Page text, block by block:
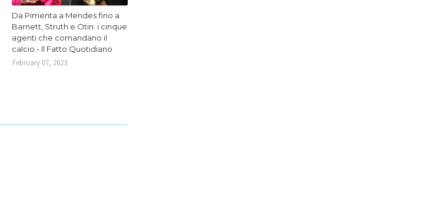
Da Pimenta a Mendes fino a
Barnett, Struth e Otin: i cinque
agenti che comandano il
calcio - Il Fatto Quotidiano
February 07, 2023